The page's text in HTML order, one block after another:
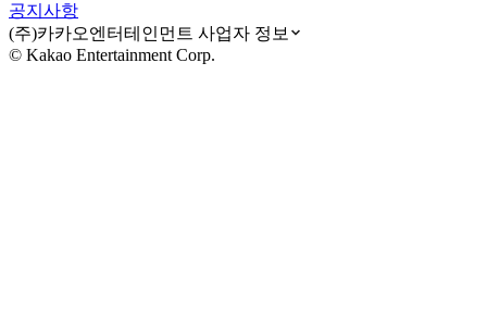
공지사항
(주)카카오엔터테인먼트 사업자 정보
© Kakao Entertainment Corp.